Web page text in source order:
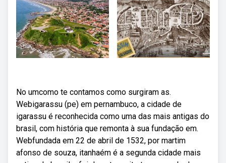
No umcomo te contamos como surgiram as.
Webigarassu (pe) em pernambuco, a cidade de
igarassu é reconhecida como uma das mais antigas do
brasil, com história que remonta à sua fundação em.
Webfundada em 22 de abril de 1532, por martim
afonso de souza, itanhaém é a segunda cidade mais